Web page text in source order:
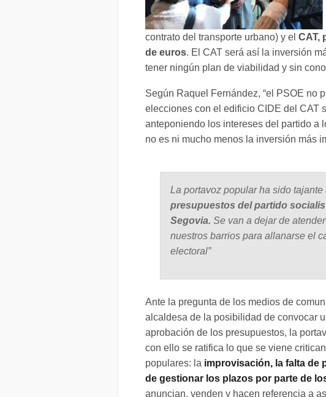
contrato del transporte urbano) y el CAT,
de euros. El CAT será así la inversión
tener ningún plan de viabilidad y sin
Según Raquel Fernández, “el PSOE no
elecciones con el edificio CIDE del CAT
anteponiendo los intereses del partido a
no es ni mucho menos la inversión más
La portavoz popular ha sido tajante
presupuestos del partido
Segovia. Se van a dejar de
nuestros barrios para allanarse el
electoral”
Ante la pregunta de los medios de
alcaldesa de la posibilidad de convocar
aprobación de los presupuestos, la
con ello se ratifica lo que se viene
populares: la improvisación, la falta de
de gestionar los plazos por parte de
anuncian, venden y hacen referencia a